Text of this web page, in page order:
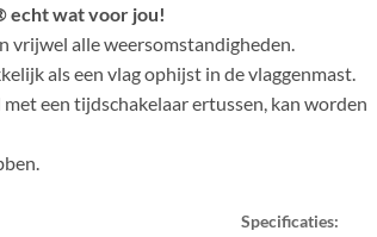
echt wat voor jou!
vrijwel alle weersomstandigheden.
als een vlag ophijst in de vlaggenmast.
een tijdschakelaar ertussen, kan worden
Specificaties: